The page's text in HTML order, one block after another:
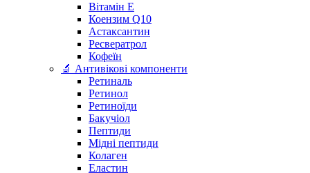
Вітамін Е
Коензим Q10
Астаксантин
Ресвератрол
Кофеїн
🔬 Антивікові компоненти
Ретиналь
Ретинол
Ретиноїди
Бакучіол
Пептиди
Мідні пептиди
Колаген
Еластин